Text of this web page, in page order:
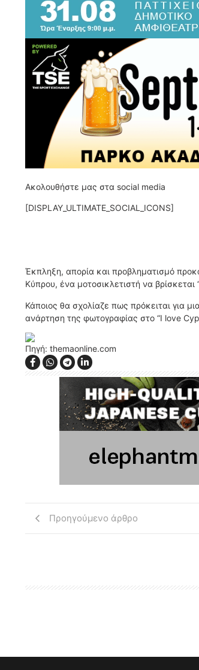
Ακολουθήστε μας στα social media
[DISPLAY_ULTIMATE_SOCIAL_ICONS]
Έκπληξη, απορία και προβληματισμό
Κύπρου, ένα μοτοσικλετιστή να
Κάποιος θα σχολίαζε πως πρόκειται για
ανάρτηση της φωτογραφίας στο “I love
Πηγή: themaonline.com
Προηγούμενο άρθρο